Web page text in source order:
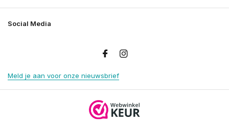
Social Media
Meld je aan voor onze nieuwsbrief